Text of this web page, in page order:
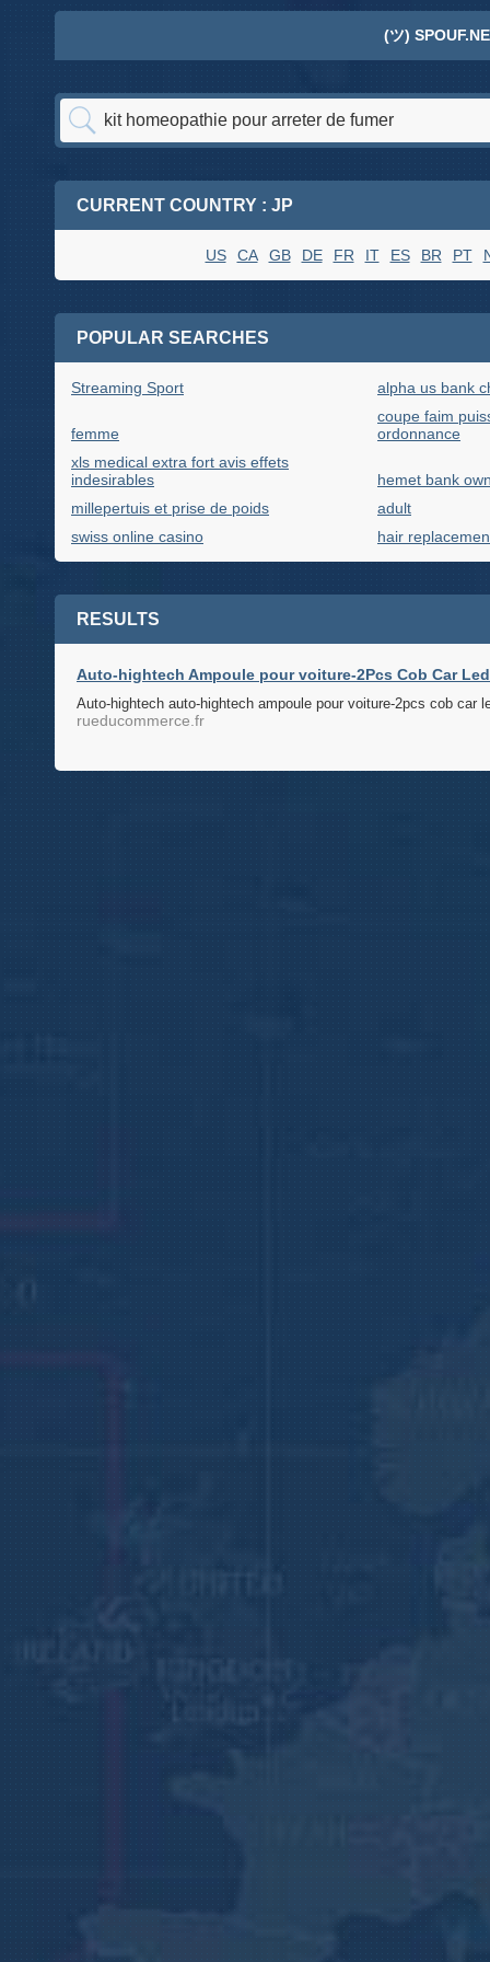
(ツ)
CURRENT COUNTRY : JP
US CA GB DE FR IT ES BR PT
POPULAR SEARCHES
Streaming Sport alpha us bank
femme
coupe faim
ordonnance
xls medical extra fort avis effets
indesirables
hemet bank
millepertuis et prise de poids
adult
swiss online casino
hair
RESULTS
Auto-hightech Ampoule pour voiture-2Pcs Cob Car
Auto-hightech auto-hightech ampoule pour voiture-2pcs cob car
rueducommerce.fr